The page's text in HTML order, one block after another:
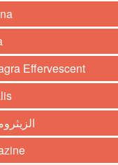
Effervescent